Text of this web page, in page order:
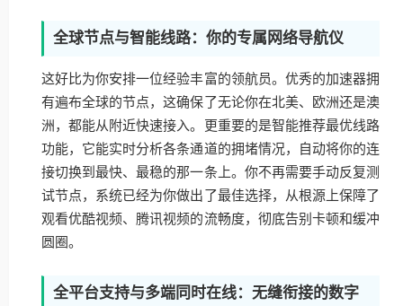
全球节点与智能线路：你的专属网络导航仪
这好比为你安排一位经验丰富的领航员。优秀的加速器拥
有遍布全球的节点，这确保了无论你在北美、欧洲还是澳
洲，都能从附近快速接入。更重要的是智能推荐最优线路
功能，它能实时分析各条通道的拥堵情况，自动将你的连
接切换到最快、最稳的那一条上。你不再需要手动反复测
试节点，系统已经为你做出了最佳选择，从根源上保障了
观看优酷视频、腾讯视频的流畅度，彻底告别卡顿和缓冲
圆圈。
全平台支持与多端同时在线：无缝衔接的数字